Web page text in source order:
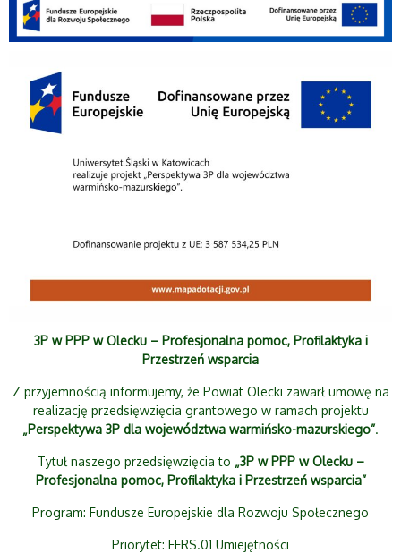
3P w PPP w Olecku – Profesjonalna pomoc, Profilaktyka i
Przestrzeń wsparcia
Z przyjemnością informujemy, że Powiat Olecki zawarł umowę na
realizację przedsięwzięcia grantowego w ramach projektu
„Perspektywa 3P dla województwa warmińsko-mazurskiego”.
Tytuł naszego przedsięwzięcia to „3P w PPP w Olecku –
Profesjonalna pomoc, Profilaktyka i Przestrzeń wsparcia”
Program: Fundusze Europejskie dla Rozwoju Społecznego
Priorytet: FERS.01 Umiejętności